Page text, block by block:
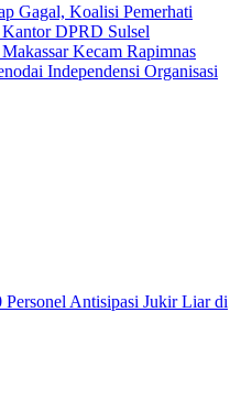
Gagal, Koalisi Pemerhati
DPRD Sulsel
Kecam Rapimnas
Independensi Organisasi
Antisipasi Jukir Liar di